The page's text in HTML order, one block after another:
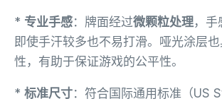
* 专业手感：牌面经过微颗粒处理，手
即使手汗较多也不易打滑。哑光涂层
性，有助于保证游戏的公平性。
* 标准尺寸：符合国际通用标准（US